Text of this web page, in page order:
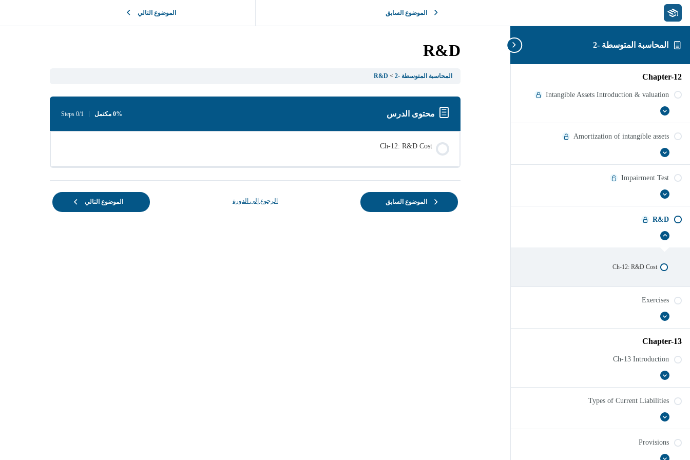
المحاسبة المتوسطة -2
Chapter-12
Intangible Assets Introduction & valuation
عرض
الكل
Intangible
Assets
&
Amortization of intangible assets
عرض
الكل
Amortization
of
assets
Impairment Test
عرض
الكل
Impairment
Test
R&D
إخفاء
R&D
Ch-12: R&D Cost
Exercises
عرض
الكل
Exercises
Chapter-13
Ch-13 Introduction
عرض
الكل
Ch-
13
Types of Current Liabilities
عرض
الكل
Types
of
Liabilities
Provisions
الموضوع السابق الموضوع التالي
R&D
المحاسبة المتوسطة -2 R&D
محتوى الدرس 0% مكتمل 0/1 Steps
Ch-12: R&D Cost
الموضوع السابق الرجوع إلى الدورة الموضوع التالي